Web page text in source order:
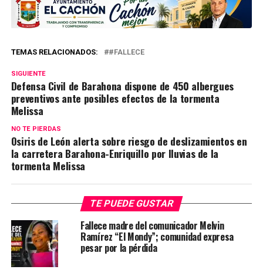
TEMAS RELACIONADOS: #FALLECE
SIGUIENTE
Defensa Civil de Barahona dispone de 450 albergues
preventivos ante posibles efectos de la tormenta
Melissa
NO TE PIERDAS
Osiris de León alerta sobre riesgo de deslizamientos en
la carretera Barahona-Enriquillo por lluvias de la
tormenta Melissa
TE PUEDE GUSTAR
Fallece madre del comunicador Melvin
Ramírez “El Mondy”; comunidad expresa
pesar por la pérdida